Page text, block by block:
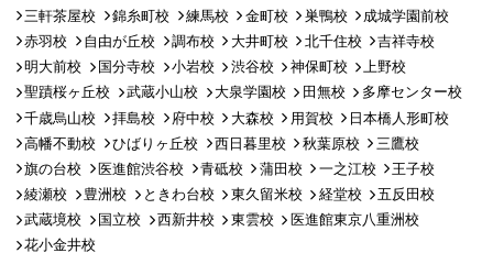
三軒茶屋校
錦糸町校 練馬校 金町校 巣鴨校
成城学園前校
赤羽校
自由が丘校 調布校 大井町校 北千住校
吉祥寺校
明大前校
国分寺校 小岩校 渋谷校 神保町校
上野校
聖蹟桜ヶ丘校
武蔵小山校 大泉学園校 田無校
多摩センター校
千歳烏山校
拝島校 府中校 大森校 用賀校
日本橋人形町校
高幡不動校
ひばりヶ丘校 西日暮里校 秋葉原校
三鷹校
旗の台校
医進館渋谷校 青砥校 蒲田校 一之江校
王子校
綾瀬校
豊洲校 ときわ台校 東久留米校 経堂校
五反田校
武蔵境校
国立校 西新井校 東雲校
医進館東京八重洲校
花小金井校